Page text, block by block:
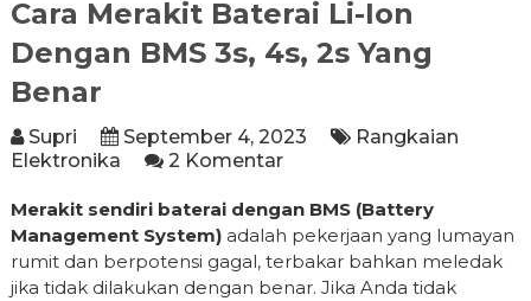
Cara Merakit Baterai Li-Ion
Dengan BMS 3s, 4s, 2s Yang
Benar
Supri September 4, 2023
Rangkaian
Elektronika
2 Komentar
Merakit sendiri baterai dengan BMS (Battery
Management System)adalah pekerjaan yang lumayan
rumit dan berpotensi gagal, terbakar bahkan meledak
jika tidak dilakukan dengan benar. Jika Anda tidak